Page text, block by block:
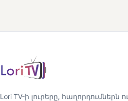
Lori TV-ի լուրերը, հաղորդումներն ու